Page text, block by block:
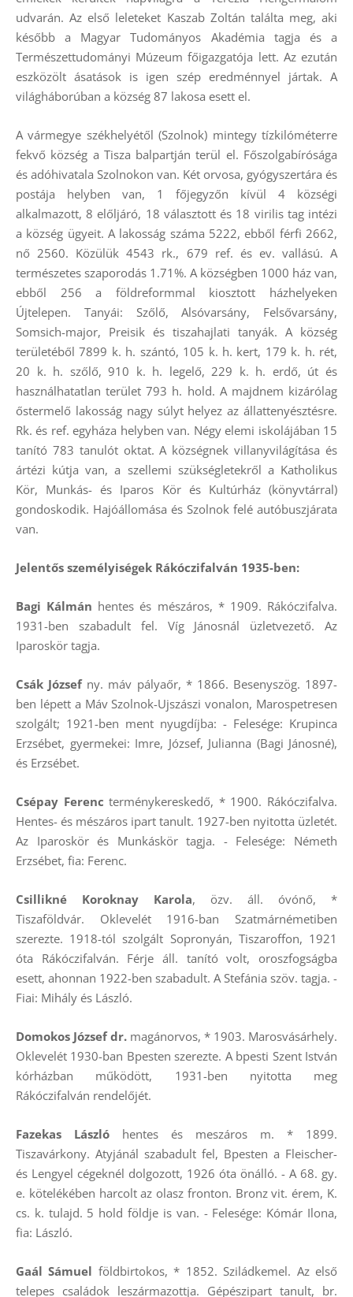
udvarán. Az első leleteket Kaszab Zoltán találta meg, aki
később a Magyar Tudományos Akadémia tagja és a
Természettudományi Múzeum főigazgatója lett. Az ezután
eszközölt ásatások is igen szép eredménnyel jártak. A
világháborúban a község 87 lakosa esett el.
A vármegye székhelyétől (Szolnok) mintegy tízkilóméterre
fekvő község a Tisza balpartján terül el. Főszolgabírósága
és adóhivatala Szolnokon van. Két orvosa, gyógyszertára és
postája helyben van, 1 főjegyzőn kívül 4 községi
alkalmazott, 8 előljáró, 18 választott és 18 virilis tag intézi
a község ügyeit. A lakosság száma 5222, ebből férfi 2662,
nő 2560. Közülük 4543 rk., 679 ref. és ev. vallású. A
természetes szaporodás 1.71%. A községben 1000 ház van,
ebből 256 a földreformmal kiosztott házhelyeken
Újtelepen. Tanyái: Szőlő, Alsóvarsány, Felsővarsány,
Somsich-major, Preisik és tiszahajlati tanyák. A község
területéből 7899 k. h. szántó, 105 k. h. kert, 179 k. h. rét,
20 k. h. szőlő, 910 k. h. legelő, 229 k. h. erdő, út és
használhatatlan terület 793 h. hold. A majdnem kizárólag
őstermelő lakosság nagy súlyt helyez az állattenyésztésre.
Rk. és ref. egyháza helyben van. Négy elemi iskolájában 15
tanító 783 tanulót oktat. A községnek villanyvilágítása és
ártézi kútja van, a szellemi szükségletekről a Katholikus
Kör, Munkás- és Iparos Kör és Kultúrház (könyvtárral)
gondoskodik. Hajóállomása és Szolnok felé autóbuszjárata
van.
Jelentős személyiségek Rákóczifalván 1935-ben:
Bagi Kálmán hentes és mészáros, * 1909. Rákóczifalva.
1931-ben szabadult fel. Víg Jánosnál üzletvezető. Az
Iparoskör tagja.
Csák Józsefny. máv pályaőr, * 1866. Besenyszög. 1897-
ben lépett a Máv Szolnok-Ujszászi vonalon, Marospetresen
szolgált; 1921-ben ment nyugdíjba: - Felesége: Krupinca
Erzsébet, gyermekei: Imre, József, Julianna (Bagi Jánosné),
és Erzsébet.
Csépay Ferenc terménykereskedő, * 1900. Rákóczifalva.
Hentes- és mészáros ipart tanult. 1927-ben nyitotta üzletét.
Az Iparoskör és Munkáskör tagja. - Felesége: Németh
Erzsébet, fia: Ferenc.
Csillikné Koroknay Karola, özv. áll. óvónő, *
Tiszaföldvár. Oklevelét 1916-ban Szatmárnémetiben
szerezte. 1918-tól szolgált Sopronyán, Tiszaroffon, 1921
óta Rákóczifalván. Férje áll. tanító volt, oroszfogságba
esett, ahonnan 1922-ben szabadult. A Stefánia szöv. tagja. -
Fiai: Mihály és László.
Domokos József dr. magánorvos, * 1903. Marosvásárhely.
Oklevelét 1930-ban Bpesten szerezte. A bpesti Szent István
kórházban működött, 1931-ben nyitotta meg
Rákóczifalván rendelőjét.
Fazekas László hentes és meszáros m. * 1899.
Tiszavárkony. Atyjánál szabadult fel, Bpesten a Fleischer-
és Lengyel cégeknél dolgozott, 1926 óta önálló. - A 68. gy.
e. kötelékében harcolt az olasz fronton. Bronz vit. érem, K.
cs. k. tulajd. 5 hold földje is van. - Felesége: Kómár Ilona,
fia: László.
Gaál Sámuel földbirtokos, * 1852. Sziládkemel. Az első
telepes családok leszármazottja. Gépészipart tanult, br.